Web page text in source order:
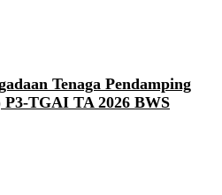
Tenaga Pendamping
TGAI TA 2026 BWS